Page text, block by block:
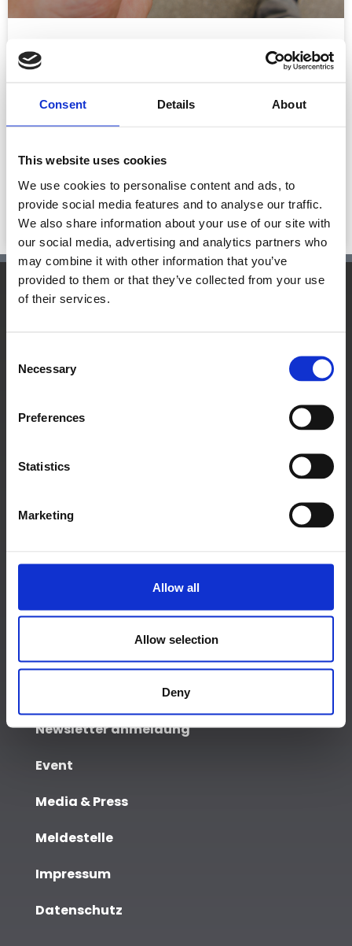
Consent Details About
This website uses cookies
We use cookies to personalise content and ads, to
provide social media features and to analyse our traffic.
We also share information about your use of our site with
our social media, advertising and analytics partners who
may combine it with other information that you’ve
provided to them or that they’ve collected from your use
of their services.
Selection
Necessary
Preferences
Statistics
Marketing
Allow all
Allow selection
Deny
Einführung des Smartphones
bedeutendsten Finanzkrisen der frühen 2000er Jahre. Sie
READ MORE »
30. Dezember 2024Keine Kommentare
Salzburg Stadt, Salzburg
Tauchen, Niederösterreich
Newsletter anmeldung
Event
Media & Press
Meldestelle
Impressum
Datenschutz